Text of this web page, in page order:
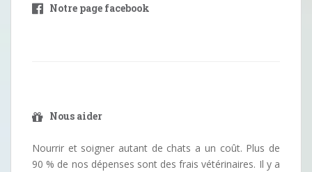
Notre page facebook
Nous aider
Nourrir et soigner autant de chats a un coût. Plus de
90 % de nos dépenses sont des frais vétérinaires. Il y a